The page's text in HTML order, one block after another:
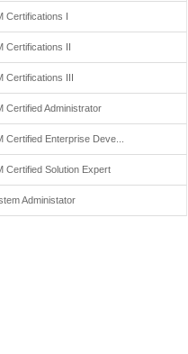
Certifications I
Certifications II
Certifications III
Certified Administrator
Certified Enterprise Deve...
Certified Solution Expert
Administator